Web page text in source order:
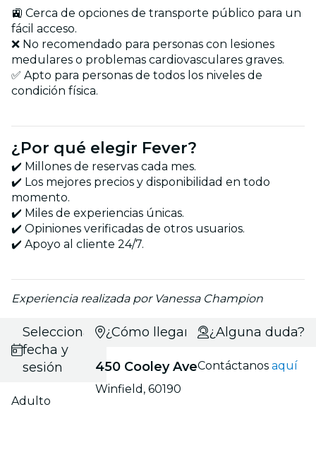
🚉 Cerca de opciones de transporte público para un
fácil acceso.
❌ No recomendado para personas con lesiones
medulares o problemas cardiovasculares graves.
✅ Apto para personas de todos los niveles de
condición física.
¿Por qué elegir Fever?
✔️ Millones de reservas cada mes.
✔️ Los mejores precios y disponibilidad en todo
momento.
✔️ Miles de experiencias únicas.
✔️ Opiniones verificadas de otros usuarios.
✔️ Apoyo al cliente 24/7.
Experiencia realizada por Vanessa Champion
Selecciona
fecha y
sesión
Adulto
¿Cómo llegar?
450 Cooley Ave
Winfield, 60190
¿Alguna duda?
Contáctanosaquí